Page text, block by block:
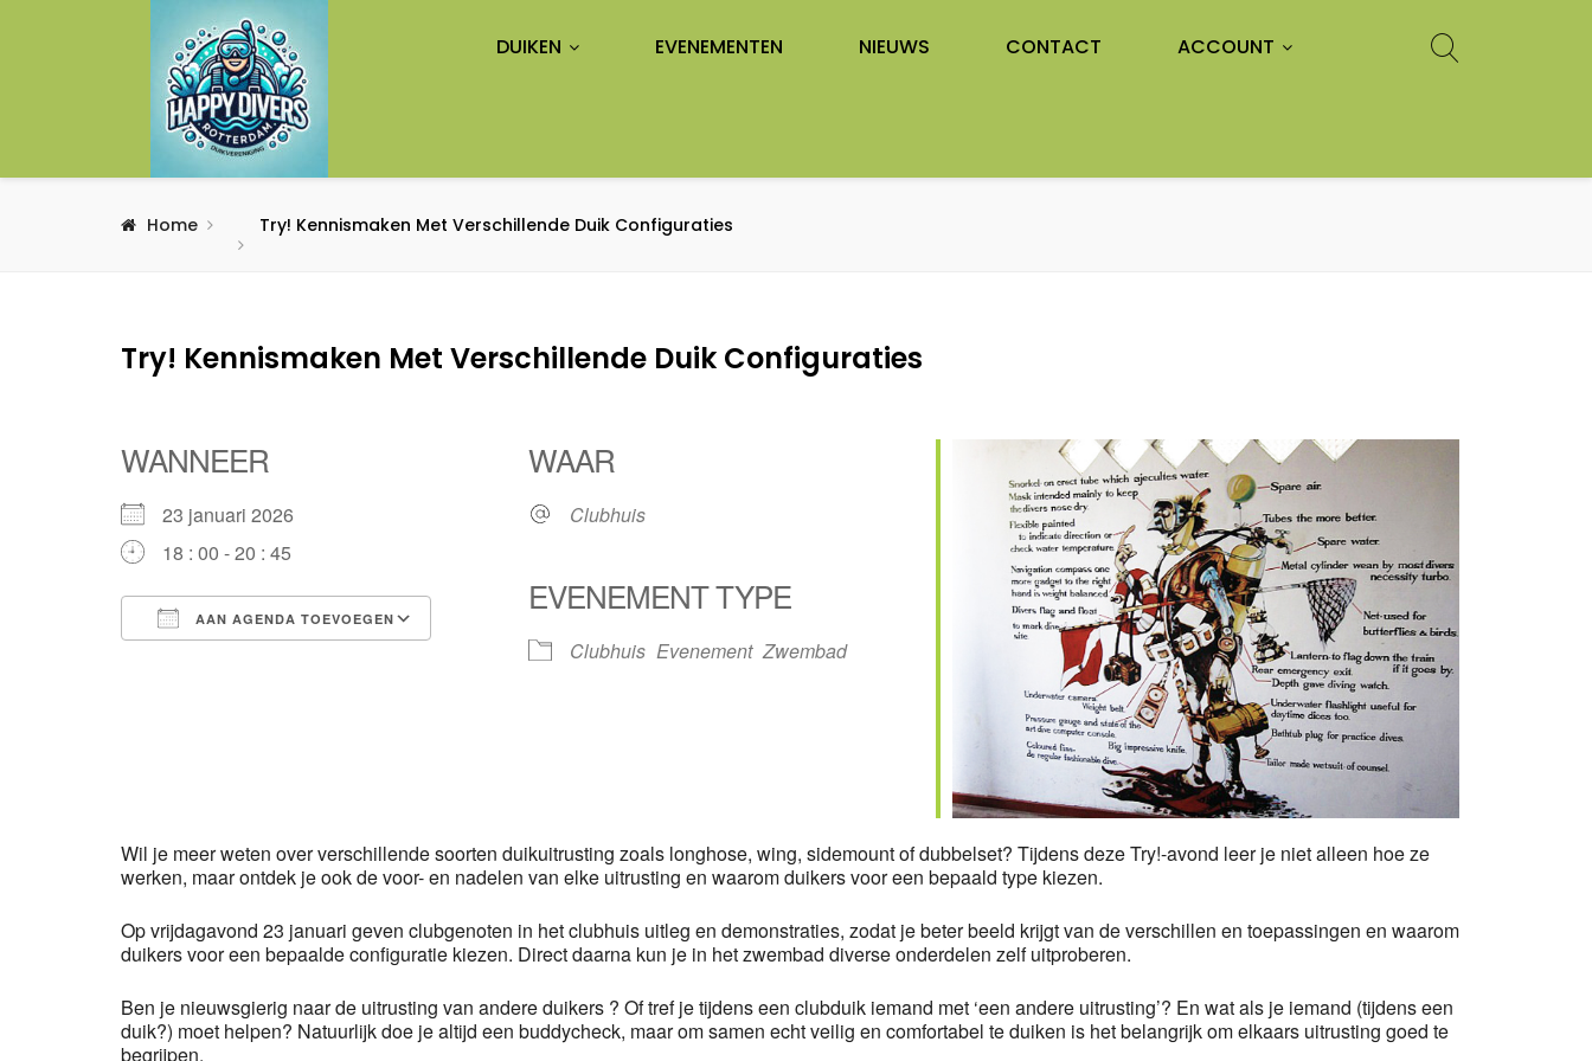
DUIKEN EVENEMENTEN NIEUWS CONTACT ACCOUNT
Home Try! Kennismaken Met Verschillende Duik Configuraties
Try! Kennismaken Met Verschillende Duik Configuraties
WANNEER
23 januari 2026
18 : 00 - 20 : 45
AAN AGENDA TOEVOEGEN
Google Calendar iCalendar Office 365 Outlook Live
WAAR
Clubhuis
EVENEMENT TYPE
Clubhuis Evenement Zwembad
Wil je meer weten over verschillende soorten duikuitrusting zoals longhose, wing, sidemount of dubbelset? Tijdens deze Try!-avond leer je niet alleen hoe ze
werken, maar ontdek je ook de voor- en nadelen van elke uitrusting en waarom duikers voor een bepaald type kiezen.
Op vrijdagavond 23 januari geven clubgenoten in het clubhuis uitleg en demonstraties, zodat je beter beeld krijgt van de verschillen en toepassingen en waarom
duikers voor een bepaalde configuratie kiezen. Direct daarna kun je in het zwembad diverse onderdelen zelf uitproberen.
Ben je nieuwsgierig naar de uitrusting van andere duikers ? Of tref je tijdens een clubduik iemand met ‘een andere uitrusting’? En wat als je iemand (tijdens een
duik?) moet helpen? Natuurlijk doe je altijd een buddycheck, maar om samen echt veilig en comfortabel te duiken is het belangrijk om elkaars uitrusting goed te
begrijpen.